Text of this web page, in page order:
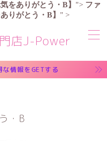
をありがとう・B】 "> ファ
りがとう・B】 " >
店J-Power
情報をGETする
・B